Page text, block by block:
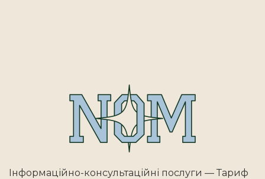
Інформаційно-консультаційні послуги — Тариф